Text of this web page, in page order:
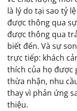
là lý do tại sao tỷ
được thông qua
được thông qua
biết đến. Và sự
trực tiếp: khách
thích của họ được
thừa nhận, nhu
thay vì phản ứng
thiệu.